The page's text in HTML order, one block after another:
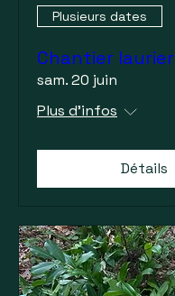
Plusieurs dates
Chantier laurier
sam. 20 juin
Plus d'infos
Détails